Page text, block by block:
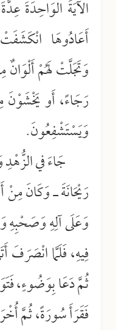
الآيَةَ الوَاحِدَةَ
أَعَادُوهَا
وَتَجَلَّتْ لَهُمْ أَلْوَانٌ
رَجَاءً، أَو يَخْشَوْنَ
وَيَسْتَشْفِعُونَ.
جَاءَ في الزُّهْدِ
رَيْحَانَةَ ـ وَكَانَ
وَعَلَى آلِهِ وَصَحْبِهِ
فِيهِ، فَلَمَّا انْصَرَفَ
ثُمَّ دَعَا بِوَضُوءٍ،
فَقَرَأَ سُورَةً، ثُمَّ